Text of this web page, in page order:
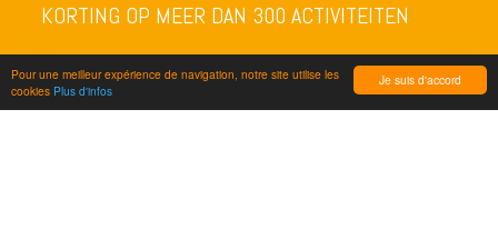
Je suis d'accord
Pour une meilleur expérience de navigation, notre site utilise les
cookies Plus d'infos
KORTING OP MEER DAN 300 ACTIVITEITEN